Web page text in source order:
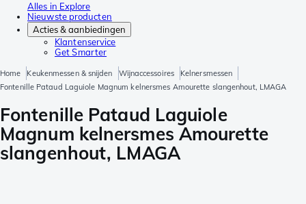
Alles in Explore
Nieuwste producten
Acties & aanbiedingen
Klantenservice
Get Smarter
Home Keukenmessen & snijden Wijnaccessoires
Kelnersmessen
Fontenille Pataud Laguiole Magnum kelnersmes Amourette slangenhout, LMAGA
Fontenille Pataud Laguiole
Magnum kelnersmes Amourette
slangenhout, LMAGA